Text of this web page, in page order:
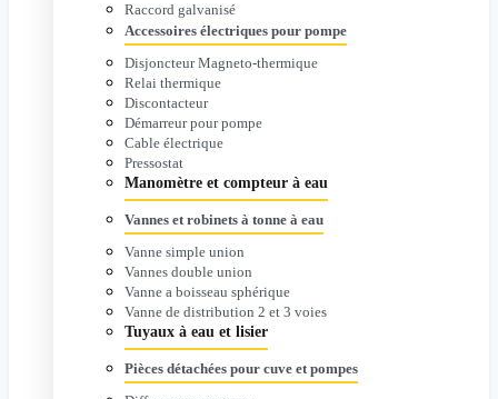
Raccord galvanisé
Accessoires électriques pour pompe
Disjoncteur Magneto-thermique
Relai thermique
Discontacteur
Démarreur pour pompe
Cable électrique
Pressostat
Manomètre et compteur à eau
Vannes et robinets à tonne à eau
Vanne simple union
Vannes double union
Vanne a boisseau sphérique
Vanne de distribution 2 et 3 voies
Tuyaux à eau et lisier
Pièces détachées pour cuve et pompes